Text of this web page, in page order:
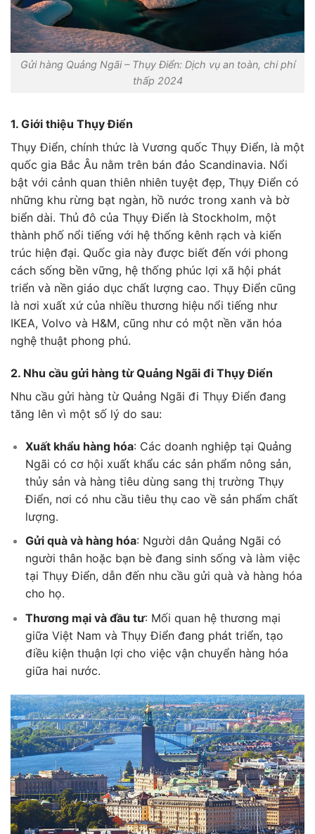
Gửi hàng Quảng Ngãi – Thụy Điển: Dịch vụ an toàn, chi phí
thấp 2024
1. Giới thiệu Thụy Điển
Thụy Điển, chính thức là Vương quốc Thụy Điển, là một
quốc gia Bắc Âu nằm trên bán đảo Scandinavia. Nổi
bật với cảnh quan thiên nhiên tuyệt đẹp, Thụy Điển có
những khu rừng bạt ngàn, hồ nước trong xanh và bờ
biển dài. Thủ đô của Thụy Điển là Stockholm, một
thành phố nổi tiếng với hệ thống kênh rạch và kiến
trúc hiện đại. Quốc gia này được biết đến với phong
cách sống bền vững, hệ thống phúc lợi xã hội phát
triển và nền giáo dục chất lượng cao. Thụy Điển cũng
là nơi xuất xứ của nhiều thương hiệu nổi tiếng như
IKEA, Volvo và H&M, cũng như có một nền văn hóa
nghệ thuật phong phú.
2. Nhu cầu gửi hàng từ Quảng Ngãi đi Thụy Điển
Nhu cầu gửi hàng từ Quảng Ngãi đi Thụy Điển đang
tăng lên vì một số lý do sau:
Xuất khẩu hàng hóa: Các doanh nghiệp tại Quảng
Ngãi có cơ hội xuất khẩu các sản phẩm nông sản,
thủy sản và hàng tiêu dùng sang thị trường Thụy
Điển, nơi có nhu cầu tiêu thụ cao về sản phẩm chất
lượng.
Gửi quà và hàng hóa: Người dân Quảng Ngãi có
người thân hoặc bạn bè đang sinh sống và làm việc
tại Thụy Điển, dẫn đến nhu cầu gửi quà và hàng hóa
cho họ.
Thương mại và đầu tư: Mối quan hệ thương mại
giữa Việt Nam và Thụy Điển đang phát triển, tạo
điều kiện thuận lợi cho việc vận chuyển hàng hóa
giữa hai nước.